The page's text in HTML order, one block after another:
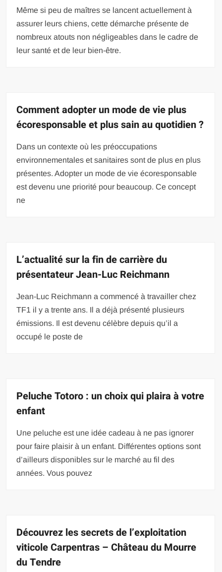
Même si peu de maîtres se lancent actuellement à
assurer leurs chiens, cette démarche présente de
nombreux atouts non négligeables dans le cadre de
leur santé et de leur bien-être.
Comment adopter un mode de vie plus
écoresponsable et plus sain au quotidien ?
Dans un contexte où les préoccupations
environnementales et sanitaires sont de plus en plus
présentes. Adopter un mode de vie écoresponsable
est devenu une priorité pour beaucoup. Ce concept
ne
L’actualité sur la fin de carrière du
présentateur Jean-Luc Reichmann
Jean-Luc Reichmann a commencé à travailler chez
TF1 il y a trente ans. Il a déjà présenté plusieurs
émissions. Il est devenu célèbre depuis qu’il a
occupé le poste de
Peluche Totoro : un choix qui plaira à votre
enfant
Une peluche est une idée cadeau à ne pas ignorer
pour faire plaisir à un enfant. Différentes options sont
d’ailleurs disponibles sur le marché au fil des
années. Vous pouvez
Découvrez les secrets de l’exploitation
viticole Carpentras – Château du Mourre
du Tendre